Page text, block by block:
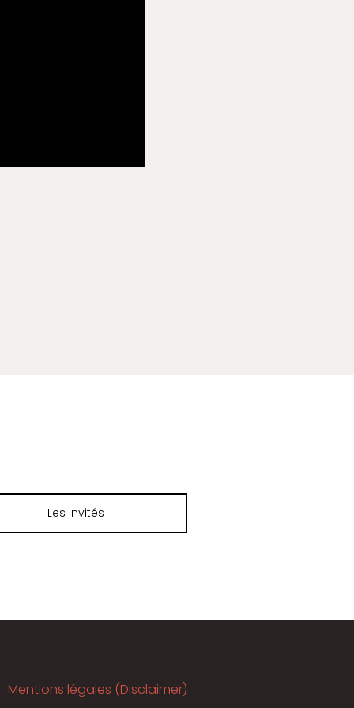
Les invités
Mentions légales (Disclaimer)